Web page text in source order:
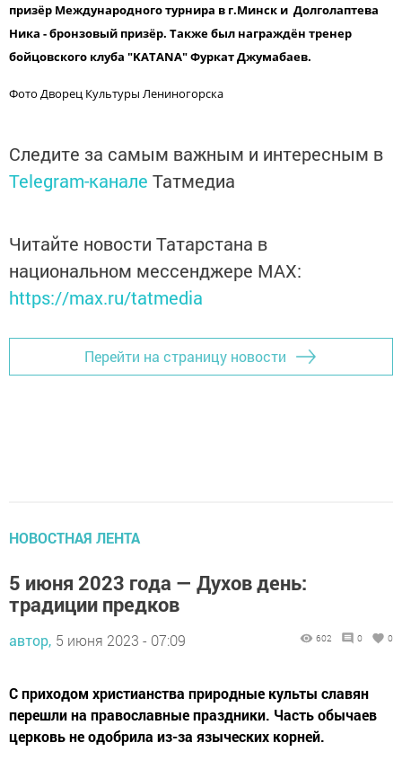
призёр Международного турнира в г.Минск и Долголаптева
Ника - бронзовый призёр. Также был награждён тренер
бойцовского клуба "KATANA" Фуркат Джумабаев.
Фото Дворец Культуры Лениногорска
Следите за самым важным и интересным в
Telegram-канале Татмедиа
Читайте новости Татарстана в
национальном мессенджере MАХ:
https://max.ru/tatmedia
Перейти на страницу новости
НОВОСТНАЯ ЛЕНТА
5 июня 2023 года — Духов день:
традиции предков
автор, 5 июня 2023 - 07:09 602 0 0
С приходом христианства природные культы славян
перешли на православные праздники. Часть обычаев
церковь не одобрила из-за языческих корней.